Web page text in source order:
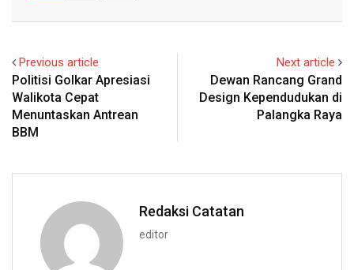
Previous article
Politisi Golkar Apresiasi
Walikota Cepat
Menuntaskan Antrean
BBM
Next article
Dewan Rancang Grand
Design Kependudukan di
Palangka Raya
Redaksi Catatan
editor